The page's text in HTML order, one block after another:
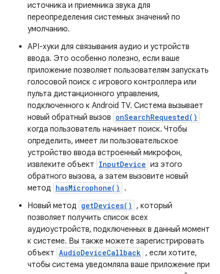
источника и приемника звука для
переопределения системных значений по
умолчанию.
API-хуки для связывания аудио и устройств
ввода. Это особенно полезно, если ваше
приложение позволяет пользователям запускать
голосовой поиск с игрового контроллера или
пульта дистанционного управления,
подключенного к Android TV. Система вызывает
новый обратный вызов onSearchRequested()
когда пользователь начинает поиск. Чтобы
определить, имеет ли пользовательское
устройство ввода встроенный микрофон,
извлеките объект InputDevice из этого
обратного вызова, а затем вызовите новый
метод hasMicrophone()
.
Новый метод getDevices() , который
позволяет получить список всех
аудиоустройств, подключенных в данный момент
к системе. Вы также можете зарегистрировать
объект AudioDeviceCallback , если хотите,
чтобы система уведомляла ваше приложение при